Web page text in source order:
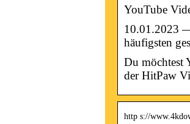
YouTube
10.01.2023
häufigsten
Du möchtest
der HitPaw
http s://